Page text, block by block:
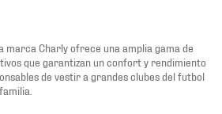
marca Charly ofrece una amplia gama de
que garantizan un confort y rendimiento
de vestir a grandes clubes del futbol